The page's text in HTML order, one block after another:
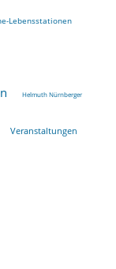
Lebensstationen
Helmuth Nürnberger
Veranstaltungen